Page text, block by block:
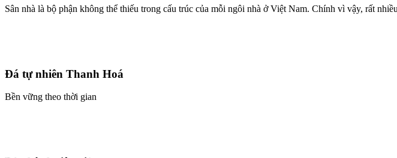
Sân nhà là bộ phận không thể thiếu trong cấu trúc của mỗi ngôi nhà ở Việt Nam. Chính vì vậy, rất
Đá tự nhiên Thanh Hoá
Bền vững theo thời gian